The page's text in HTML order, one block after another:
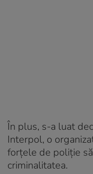
În plus, s-a luat
Interpol, o
forțele de poliție
criminalitatea.